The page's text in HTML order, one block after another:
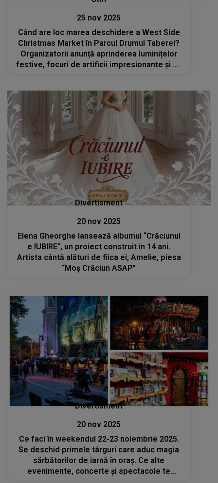
25 nov 2025
Când are loc marea deschidere a West Side
Christmas Market în Parcul Drumul Taberei?
Organizatorii anunță aprinderea luminițelor
festive, focuri de artificii impresionante și un
Divertisment
20 nov 2025
Elena Gheorghe lansează albumul “Crăciunul
e IUBIRE”, un proiect construit în 14 ani.
Artista cântă alături de fiica ei, Amelie, piesa
“Moș Crăciun ASAP”
Divertisment
20 nov 2025
Ce faci în weekendul 22-23 noiembrie 2025.
Se deschid primele târguri care aduc magia
sărbătorilor de iarnă în oraș. Ce alte
evenimente, concerte și spectacole te